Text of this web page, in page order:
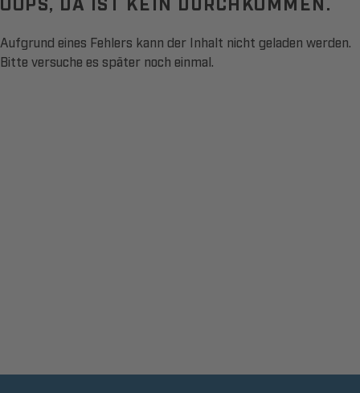
Aufgrund eines Fehlers kann der Inhalt nicht geladen werden.
Bitte versuche es später noch einmal.